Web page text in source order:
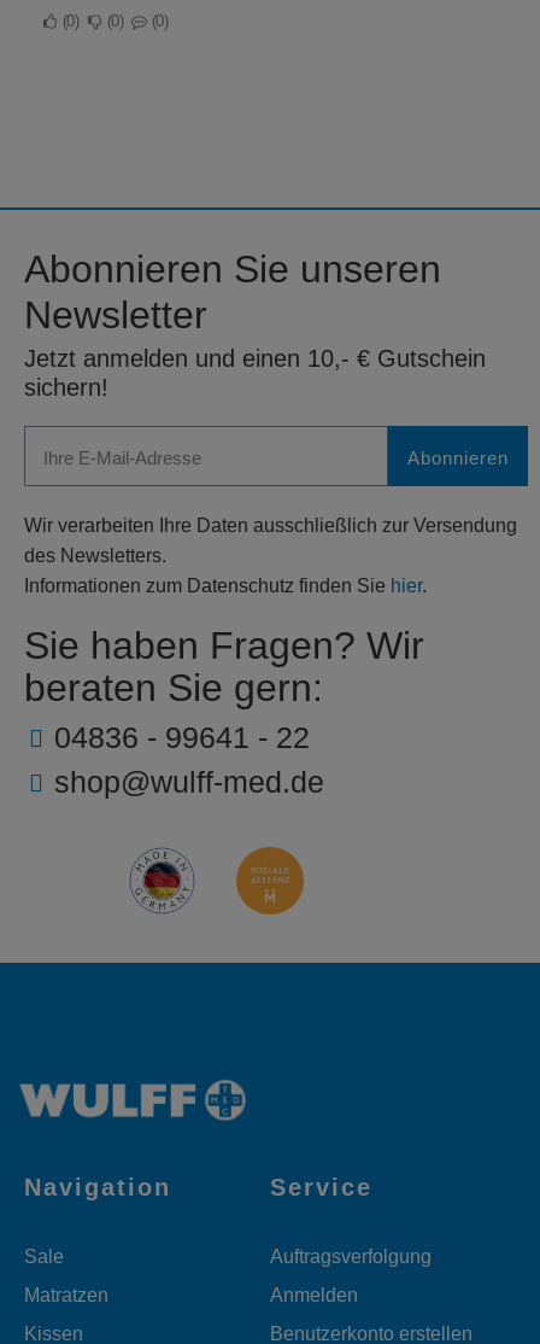
0 0 0
Abonnieren Sie unseren
Newsletter
Jetzt anmelden und einen 10,- € Gutschein
sichern!
Abonnieren
Wir verarbeiten Ihre Daten ausschließlich zur Versendung
des Newsletters.
Informationen zum Datenschutz finden Sie hier.
Sie haben Fragen? Wir
beraten Sie gern:
04836 - 99641 - 22
shop@wulff-med.de
Navigation
Sale
Matratzen
Kissen
Service
Auftragsverfolgung
Anmelden
Benutzerkonto erstellen